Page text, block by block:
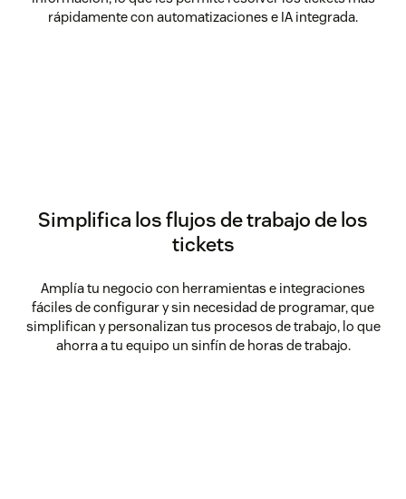
rápidamente con automatizaciones e IA integrada.
Simplifica los flujos de trabajo de los
tickets
Amplía tu negocio con herramientas e integraciones
fáciles de configurar y sin necesidad de programar, que
simplifican y personalizan tus procesos de trabajo, lo que
ahorra a tu equipo un sinfín de horas de trabajo.